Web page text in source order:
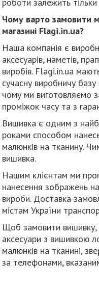
Чому варто замовити
магазині Flagi.in.ua?
Наша компанія є
аксесуарів, наметів,
виробів. Flagi.in.ua
сучасну виробничу
чому ми виготовляємо
проміжок часу та з
Вишивка є одним з
роками способом
малюнків на тканину.
вишивка.
Нашим клієнтам ми
нанесення зображень
вироби. Доставка
містам України
Щоб замовити вишивку,
аксесуари з вишивкою
малюнків на тканині,
за телефонами,